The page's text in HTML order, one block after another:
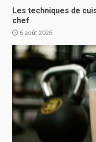
Les techniques de
chef
6 août 2026